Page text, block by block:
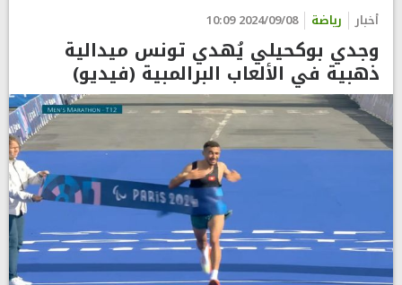
أخبار رياضة 2024/09/08 10:09
وجدي بوكحيلي يُهدي تونس ميدالية
ذهبية في الألعاب البرالمبية (فيديو)